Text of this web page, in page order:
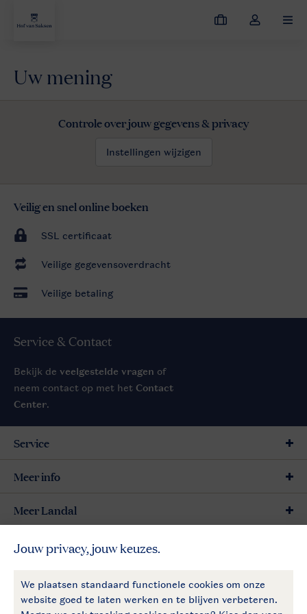
Mijn
Open
Hof van Saksen Contact & vragen
Uw mening
Controle over jouw gegevens & privacy
Instellingen wijzigen
Veilig en snel online boeken
SSL certificaat
Veilige gegevensoverdracht
Veilige betaling
Service & Contact
Bekijk de veelgestelde vragen of
neem contact op met het Contact
Center.
Follow Us
Service
Meer info
Meer Landal
Betaalmogelijkheden